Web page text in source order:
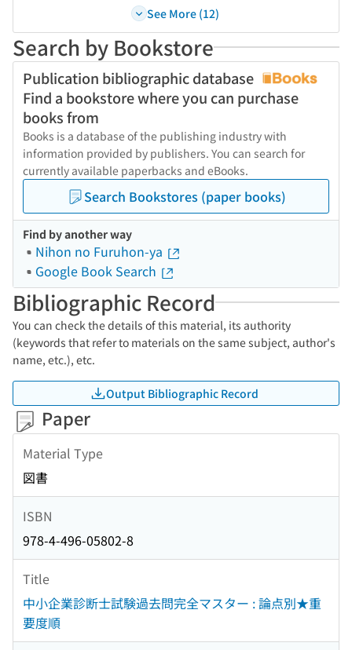
See More (12)
Search by Bookstore
Publication bibliographic database
Find a bookstore where you can purchase
books from
Books is a database of the publishing industry with
information provided by publishers. You can search for
currently available paperbacks and eBooks.
Search Bookstores (paper books)
Find by another way
Nihon no Furuhon-ya
Google Book Search
Bibliographic Record
You can check the details of this material, its authority
(keywords that refer to materials on the same subject, author's
name, etc.), etc.
Output Bibliographic Record
Paper
Material Type
図書
ISBN
978-4-496-05802-8
Title
中小企業診断士試験過去問完全マスター : 論点別★重
要度順